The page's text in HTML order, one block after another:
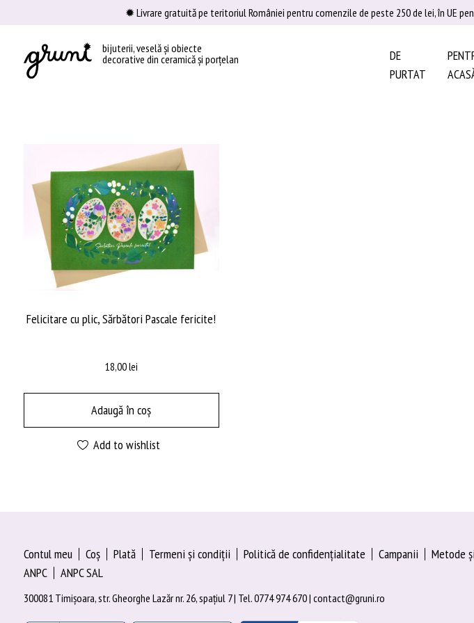
✹ Livrare gratuită pe teritoriul României pentru comenzile de peste 250 de lei, în UE
bijuterii, veselă și obiecte
decorative din ceramică și porțelan
DE
PURTAT
Felicitare cu plic, Sărbători Pascale fericite!
18,00lei
Adaugă în coș
Add to wishlist
Contul meu Coș Plată Termeni şi condiţii Politică de confidențialitate Campanii Metode
ANPC
ANPC SAL
300081 Timișoara, str. Gheorghe Lazăr nr. 26, spațiul 7 | Tel. 0774 974 670 | contact@gruni.ro